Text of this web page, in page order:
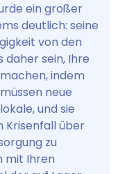
ein großer
deutlich: seine
von den
daher sein, Ihre
indem
neue
und sie
Krisenfall über
zu
mit Ihren